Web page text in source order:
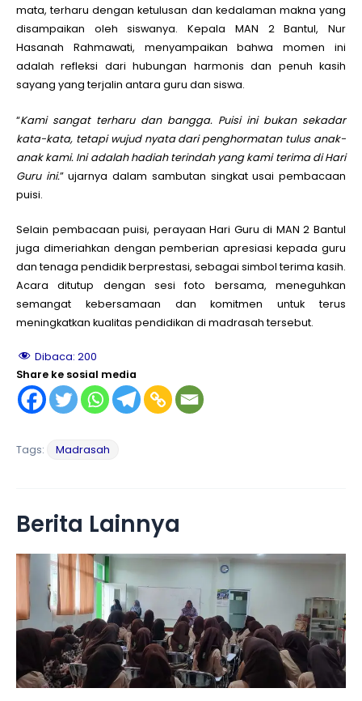
mata, terharu dengan ketulusan dan kedalaman makna yang
disampaikan oleh siswanya. Kepala MAN 2 Bantul, Nur
Hasanah Rahmawati, menyampaikan bahwa momen ini
adalah refleksi dari hubungan harmonis dan penuh kasih
sayang yang terjalin antara guru dan siswa.
“Kami sangat terharu dan bangga. Puisi ini bukan sekadar
kata-kata, tetapi wujud nyata dari penghormatan tulus anak-
anak kami. Ini adalah hadiah terindah yang kami terima di Hari
Guru ini.” ujarnya dalam sambutan singkat usai pembacaan
puisi.
Selain pembacaan puisi, perayaan Hari Guru di MAN 2 Bantul
juga dimeriahkan dengan pemberian apresiasi kepada guru
dan tenaga pendidik berprestasi, sebagai simbol terima kasih.
Acara ditutup dengan sesi foto bersama, meneguhkan
semangat kebersamaan dan komitmen untuk terus
meningkatkan kualitas pendidikan di madrasah tersebut.
Dibaca: 200
Share ke sosial media
Tags: Madrasah
Berita Lainnya